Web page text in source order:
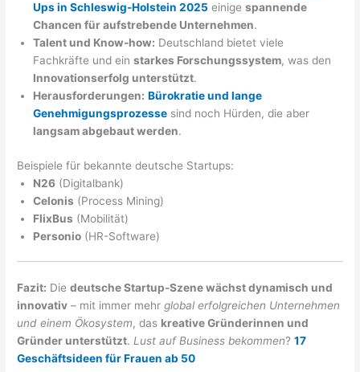
Ups in Schleswig-Holstein 2025 einigespannende
Chancen für aufstrebende Unternehmen.
Talent und Know-how: Deutschland bietet viele
Fachkräfte und einstarkes Forschungssystem, was den
Innovationserfolg unterstützt.
Herausforderungen: Bürokratie und lange
Genehmigungsprozesse sind noch Hürden, die aber
langsam abgebaut werden.
Beispiele für bekannte deutsche Startups:
N26 (Digitalbank)
Celonis (Process Mining)
FlixBus (Mobilität)
Personio (HR-Software)
Fazit: Diedeutsche Startup-Szene wächst dynamisch und
innovativ – mit immer mehrglobal erfolgreichen Unternehmen
und einem Ökosystem, das kreative Gründerinnen und
Gründer unterstützt. Lust auf Business bekommen?17
Geschäftsideen für Frauen ab 50